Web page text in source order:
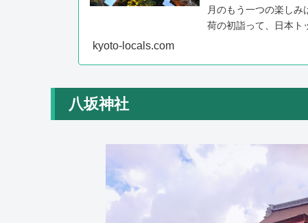
月のもう一つの楽し
荷の初詣って、日本ト
kyoto-locals.com
八坂神社